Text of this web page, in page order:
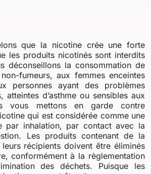
que la nicotine crée une forte
les produits nicotinés sont interdits
déconseillons la consommation de
fumeurs, aux femmes enceintes
personnes ayant des problèmes
atteintes d’asthme ou sensibles aux
vous mettons en garde contre
qui est considérée comme une
par inhalation, par contact avec la
Les produits contenant de la
récipients doivent être éliminés
conformément à la règlementation
des déchets. Puisque les